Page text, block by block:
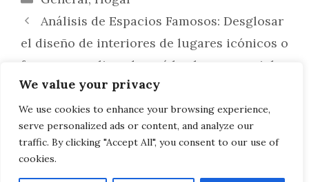
We value your privacy
We use cookies to enhance your browsing experience,
serve personalized ads or content, and analyze our
traffic. By clicking "Accept All", you consent to our use of
cookies.
Análisis de Espacios Famosos: Desglosar
el diseño de interiores de lugares icónicos o
famosos, explicando qué los hace especiales
Interiorismo y Bienestar: La Influencia
del Diseño de Interiores en la Salud Mental
y Física